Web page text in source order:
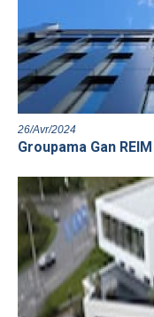
26/Avr/2024
Groupama Gan